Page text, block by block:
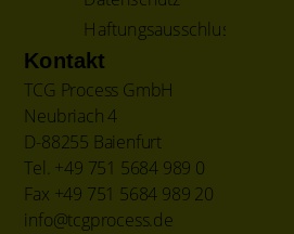
Haftungsausschluss
Kontakt
TCG Process GmbH
Neubriach 4
D-88255 Baienfurt
Tel. +49 751 5684 989 0
Fax +49 751 5684 989 20
info@tcgprocess.de